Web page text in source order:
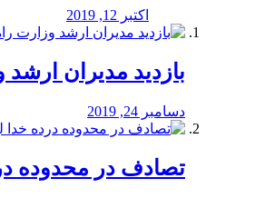
اکتبر 12, 2019
بازدید مدیران ارشد
دسامبر 24, 2019
تصادف در محدوده